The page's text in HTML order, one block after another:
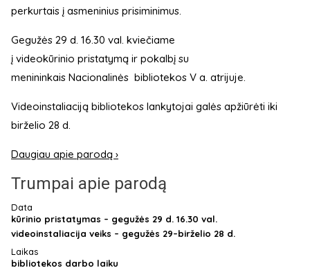
perkurtais į asmeninius prisiminimus.
Gegužės 29 d. 16.30 val. kviečiame
į videokūrinio pristatymą ir pokalbį su
menininkais Nacionalinės bibliotekos V a. atrijuje.
Videoinstaliaciją bibliotekos lankytojai galės apžiūrėti iki
birželio 28 d.
Daugiau apie parodą ›
Trumpai apie parodą
Data
kūrinio pristatymas – gegužės 29 d. 16.30 val.
videoinstaliacija veiks – gegužės 29–birželio 28 d.
Laikas
bibliotekos darbo laiku